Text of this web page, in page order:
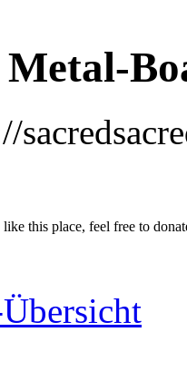
Metal-
this place, feel free to